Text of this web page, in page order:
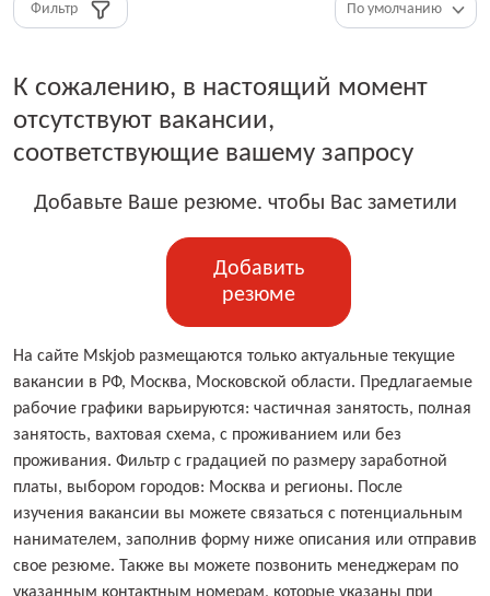
Фильтр
К сожалению, в настоящий момент
отсутствуют вакансии,
соответствующие вашему запросу
Добавьте Ваше резюме. чтобы Вас заметили
Добавить
резюме
На сайте Mskjob размещаются только актуальные текущие
вакансии в РФ, Москва, Московской области. Предлагаемые
рабочие графики варьируются: частичная занятость, полная
занятость, вахтовая схема, с проживанием или без
проживания. Фильтр с градацией по размеру заработной
платы, выбором городов: Москва и регионы. После
изучения вакансии вы можете связаться с потенциальным
нанимателем, заполнив форму ниже описания или отправив
свое резюме. Также вы можете позвонить менеджерам по